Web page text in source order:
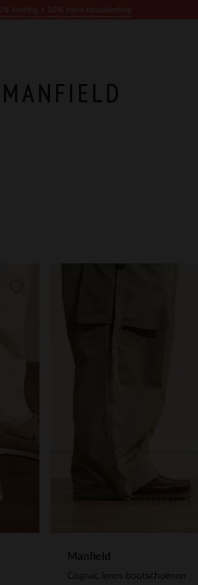
Manfield
Cognac leren bootschoenen